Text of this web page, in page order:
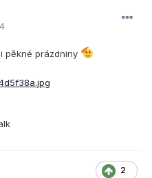
pěkné prázdniny
2